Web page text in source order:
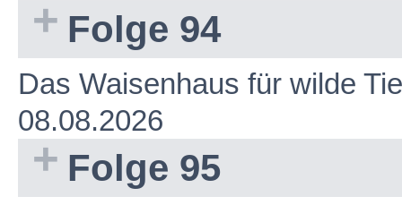
Folge 94
Das Waisenhaus für wilde
08.08.2026
Folge 95